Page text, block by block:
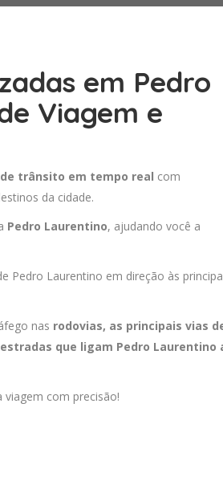
em Pedro
Viagem e
trânsito em tempo real com
da cidade.
Pedro Laurentino, ajudando você a
Pedro Laurentino em direção às
nas rodovias, as principais vias
que ligam Pedro Laurentino
viagem com precisão!